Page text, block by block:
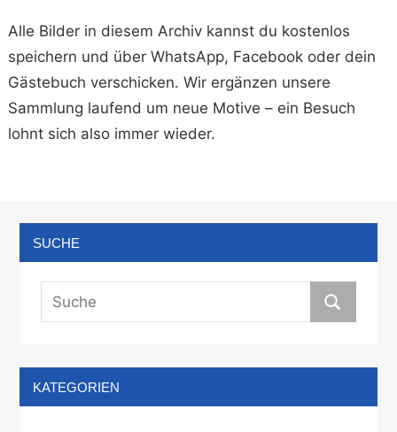
Alle Bilder in diesem Archiv kannst du kostenlos
speichern und über WhatsApp, Facebook oder dein
Gästebuch verschicken. Wir ergänzen unsere
Sammlung laufend um neue Motive – ein Besuch
lohnt sich also immer wieder.
SUCHE
KATEGORIEN